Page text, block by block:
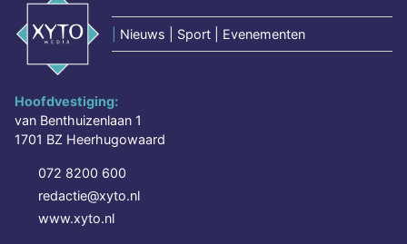
Nieuws | Sport | Evenementen
Hoofdvestiging:
van Benthuizenlaan 1
1701 BZ Heerhugowaard
072 8200 600
redactie@xyto.nl
www.xyto.nl